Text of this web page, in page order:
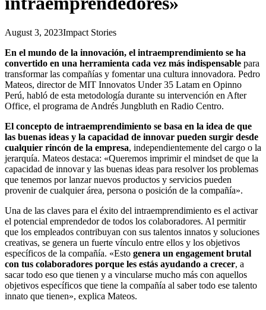
August 3, 2023Impact Stories
En el mundo de la innovación, el intraemprendimiento se ha
convertido en una herramienta cada vez más indispensable para
transformar las compañías y fomentar una cultura innovadora. Pedro
Mateos, director de MIT Innovatos Under 35 Latam en Opinno
Perú, habló de esta metodología durante su intervención en After
Office, el programa de Andrés Jungbluth en Radio Centro.
El concepto de intraemprendimiento se basa en la idea de que
las buenas ideas y la capacidad de innovar pueden surgir desde
cualquier rincón de la empresa, independientemente del cargo o la
jerarquía. Mateos destaca: «Queremos imprimir el mindset de que la
capacidad de innovar y las buenas ideas para resolver los problemas
que tenemos por lanzar nuevos productos y servicios pueden
provenir de cualquier área, persona o posición de la compañía».
Una de las claves para el éxito del intraemprendimiento es el activar
el potencial emprendedor de todos los colaboradores. Al permitir
que los empleados contribuyan con sus talentos innatos y soluciones
creativas, se genera un fuerte vínculo entre ellos y los objetivos
específicos de la compañía. «Esto genera un engagement brutal
con tus colaboradores porque les estás ayudando a crecer, a
sacar todo eso que tienen y a vincularse mucho más con aquellos
objetivos específicos que tiene la compañía al saber todo ese talento
innato que tienen», explica Mateos.